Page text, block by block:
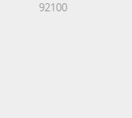
92100